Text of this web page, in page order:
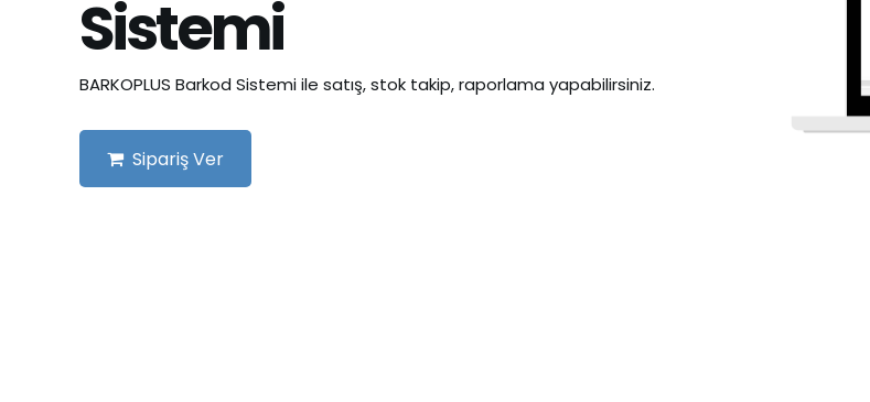
Sistemi
BARKOPLUS Barkod Sistemi ile satış, stok takip, raporlama yapabilirsiniz.
Sipariş Ver